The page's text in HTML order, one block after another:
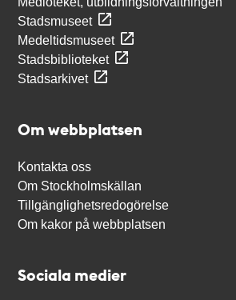
Stadsmuseet
Medeltidsmuseet
Stadsbiblioteket
Stadsarkivet
Om webbplatsen
Kontakta oss
Om Stockholmskällan
Tillgänglighetsredogörelse
Om kakor på webbplatsen
Sociala medier